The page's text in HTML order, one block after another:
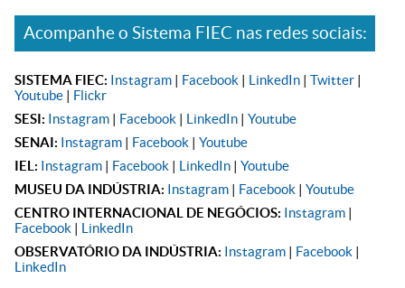
Acompanhe o Sistema FIEC nas redes sociais:
SISTEMA FIEC: Instagram | Facebook | LinkedIn | Twitter |
Youtube | Flickr
SESI: Instagram | Facebook | LinkedIn | Youtube
SENAI: Instagram | Facebook | Youtube
IEL: Instagram | Facebook | LinkedIn | Youtube
MUSEU DA INDÚSTRIA: Instagram | Facebook | Youtube
CENTRO INTERNACIONAL DE NEGÓCIOS: Instagram |
Facebook | LinkedIn
OBSERVATÓRIO DA INDÚSTRIA: Instagram | Facebook |
LinkedIn